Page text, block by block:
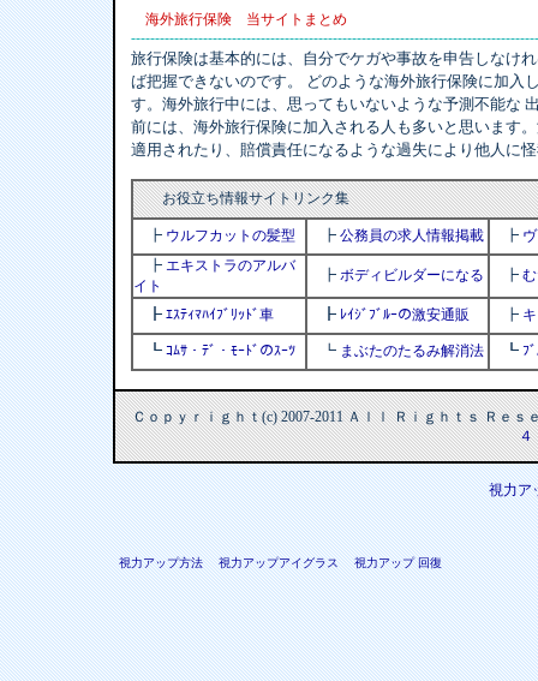
海外旅行保険 当サイトまとめ
旅行保険は基本的には、自分でケガや事故を申告しなけ
ば把握できないのです。 どのような海外旅行保険に加入
す。海外旅行中には、思ってもいないような予測不能な
前には、海外旅行保険に加入される人も多いと思います
適用されたり、賠償責任になるような過失により他人に
お役立ち情報サイトリンク集
┣ ウルフカットの髪型 ┣ 公務員の求人情報掲載 ┣
┣ エキストラのアルバ
イト
┣ ボディビルダーになる ┣
┣ ｴｽﾃｨﾏﾊｲﾌﾞﾘｯﾄﾞ車 ┣ ﾚｲｼﾞﾌﾞﾙｰの激安通販 ┣
┗ ｺﾑｻ・ﾃﾞ・ﾓｰﾄﾞのｽｰﾂ ┗ まぶたのたるみ解消法 ┗ ﾌ
Ｃｏｐｙｒｉｇｈｔ(c) 2007-2011 Ａｌｌ Ｒｉｇｈｔｓ Ｒｅ
４
視力ア
視力アップ方法 視力アップアイグラス 視力アップ 回復